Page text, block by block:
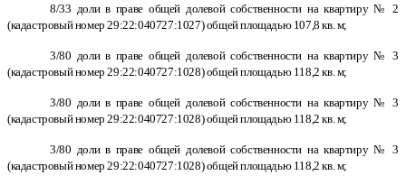
8/33 доли в праве общей долевой собственности на квартиру № 2
(кадастровый номер 29:22:040727:1027) общей площадью 107,8 кв. м;
3/80 доли в праве общей долевой собственности на квартиру № 3
(кадастровый номер 29:22:040727:1028) общей площадью 118,2 кв. м;
3/80 доли в праве общей долевой собственности на квартиру № 3
(кадастровый номер 29:22:040727:1028) общей площадью 118,2 кв. м;
3/80 доли в праве общей долевой собственности на квартиру № 3
(кадастровый номер 29:22:040727:1028) общей площадью 118,2 кв. м;